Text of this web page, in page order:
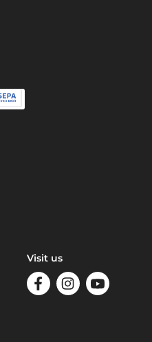
Visit us